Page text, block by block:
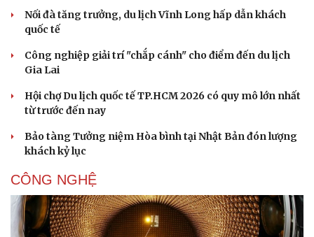
Nối đà tăng trưởng, du lịch Vĩnh Long hấp dẫn khách
quốc tế
Công nghiệp giải trí "chắp cánh" cho điểm đến du lịch
Gia Lai
Hội chợ Du lịch quốc tế TP.HCM 2026 có quy mô lớn nhất
từ trước đến nay
Bảo tàng Tưởng niệm Hòa bình tại Nhật Bản đón lượng
khách kỷ lục
CÔNG NGHỆ